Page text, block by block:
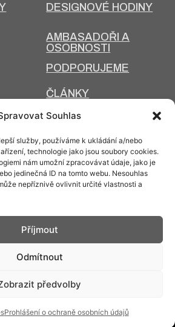
Souhlas
služby, používáme k ukládání a/nebo
technologie jako jsou soubory cookies.
nám umožní zpracovávat údaje, jako je
jedinečná ID na tomto webu. Nesouhlas
nepříznivě ovlivnit určité vlastnosti a
Příjmout
Odmítnout
předvolby
Prohlášení o ochraně osobních údajů
DESIGNOVÉ HODINY
AMBASADOŘI A
OSOBNOSTI
PODPORUJEME
ČLÁNKY
DESIGN A VÝROBA
info@prim.cz
© PRIM2026